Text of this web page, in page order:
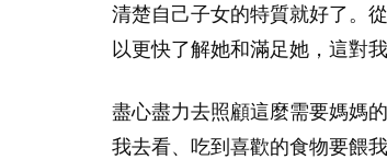
清楚自己子女的特質就好了。
以更快了解她和滿足她，這對
盡心盡力去照顧這麼需要媽媽
我去看、吃到喜歡的食物要餵